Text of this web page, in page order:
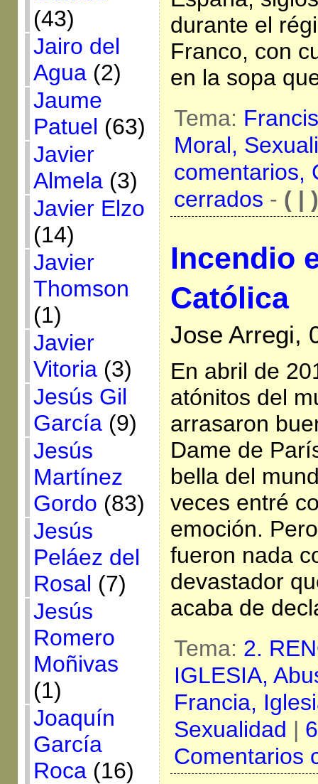
(43)
Jairo del
Agua(2)
Jaume
Patuel (63)
Javier
Almela(3)
Javier Elzo
(14)
Javier
Thomson
(1)
Javier
Vitoria(3)
Jesús Gil
García(9)
Jesús
Martínez
Gordo (83)
Jesús
Peláez del
Rosal (7)
Jesús
Romero
Moñivas
(1)
Joaquín
García
Roca(16)
durante el
Franco, con
en la sopa
Tema:
Moral,
comentarios,
cerrados - ( | )
Incendio
Católica
Jose Arregi,
En abril de
atónitos del
arrasaron
Dame de
bella del
veces entré
emoción.
fueron nada
devastador
acaba de
Tema: 2.
IGLESIA,
Francia,
Sexualidad |
Comentarios